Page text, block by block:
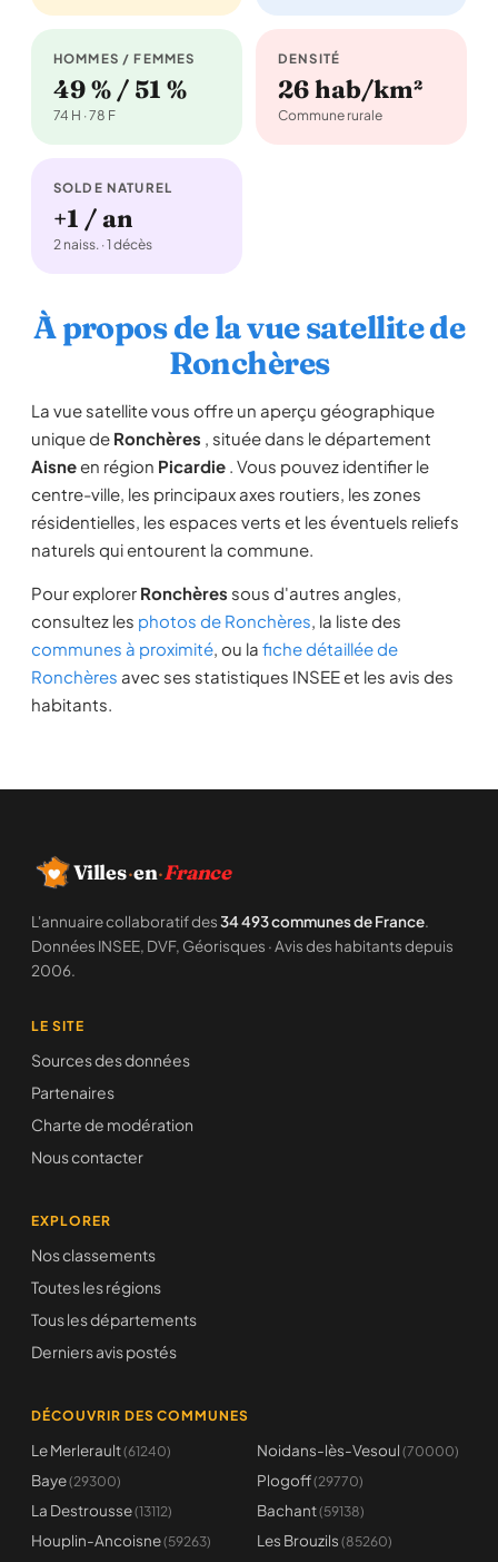
HOMMES / FEMMES
49 % / 51 %
74 H · 78 F
DENSITÉ
26 hab/km²
Commune rurale
SOLDE NATUREL
+1 / an
2 naiss. · 1 décès
À propos de la vue satellite de
Ronchères
La vue satellite vous offre un aperçu géographique
unique de Ronchères , située dans le département
Aisneen région Picardie . Vous pouvez identifier le
centre-ville, les principaux axes routiers, les zones
résidentielles, les espaces verts et les éventuels reliefs
naturels qui entourent la commune.
Pour explorer Ronchères sous d'autres angles,
consultez les photos de Ronchères, la liste des
communes à proximité, ou la fiche détaillée de
Ronchères avec ses statistiques INSEE et les avis des
habitants.
Villes·en·France
L'annuaire collaboratif des34 493 communes de France.
Données INSEE, DVF, Géorisques · Avis des habitants depuis
2006.
LE SITE
Sources des données
Partenaires
Charte de modération
Nous contacter
EXPLORER
Nos classements
Toutes les régions
Tous les départements
Derniers avis postés
DÉCOUVRIR DES COMMUNES
Le Merlerault(61240) Noidans-lès-Vesoul (70000)
Baye(29300) Plogoff(29770)
La Destrousse(13112) Bachant(59138)
Houplin-Ancoisne(59263) Les Brouzils (85260)